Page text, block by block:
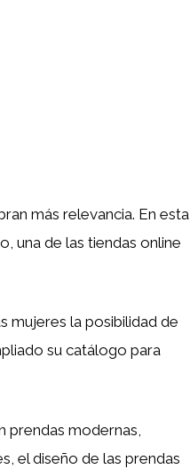
más relevancia. En esta
una de las tiendas online
mujeres la posibilidad de
su catálogo para
prendas modernas,
el diseño de las prendas